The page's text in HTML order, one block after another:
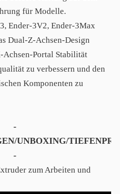
für Modelle.
Ender-3V2, Ender-3Max
Dual-Z-Achsen-Design
Achsen-Portal Stabilität
zu verbessern und den
Komponenten zu
-
UNBOXING/
-
zum Arbeiten und